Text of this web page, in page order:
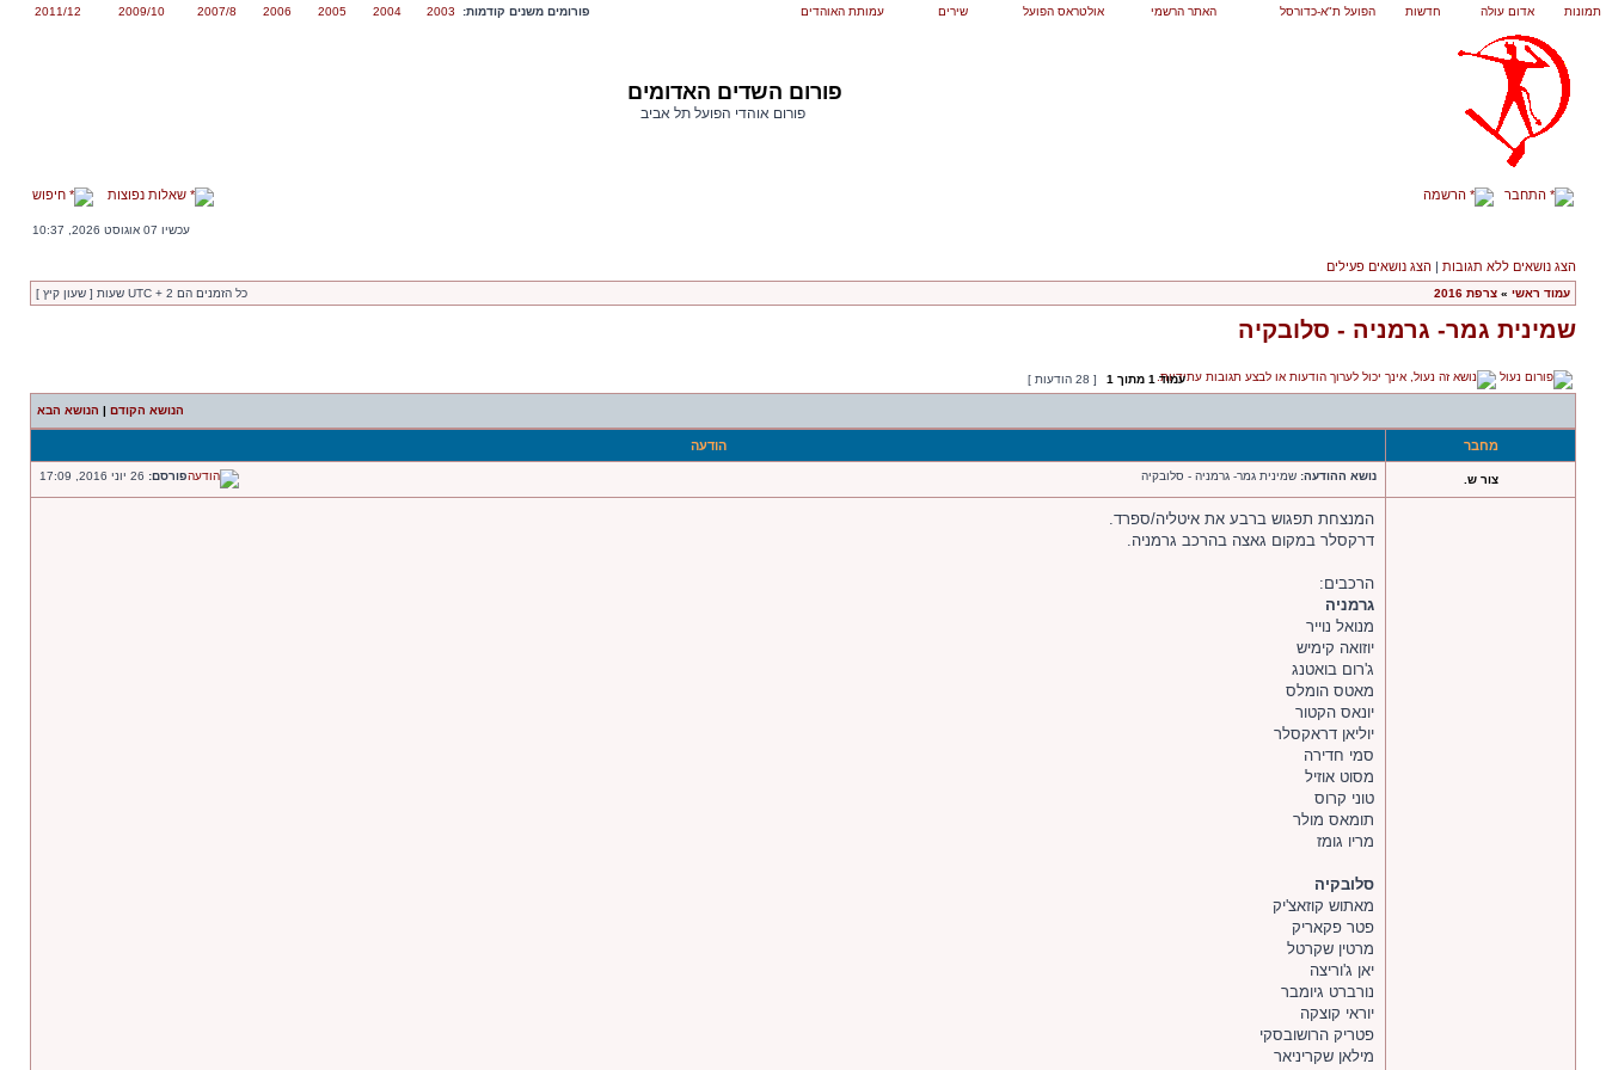
תמונות אדום עולה חדשות הפועל ת"א-כדורסל האתר הרשמי אולטראס הפועל שירים עמותת האוהדים פורומים משנים קודמות: 2003
2004
2005
2006
2007/8
2009/10
2011/12
פורום השדים האדומים
פורום אוהדי הפועל תל אביב
התחבר הרשמה שאלות נפוצות חיפוש
עכשיו 07 אוגוסט 2026, 10:37
הצג נושאים ללא תגובות | הצג נושאים פעילים
עמוד ראשי » צרפת 2016 כל הזמנים הם UTC + 2 שעות [ שעון קיץ ]
שמינית גמר- גרמניה - סלובקיה
עמוד 1 מתוך 1 [ 28 הודעות ]
הנושא הקודם | הנושא הבא
מחבר הודעה
צור ש. נושא ההודעה: שמינית גמר- גרמניה - סלובקיה פורסם:
המנצחת תפגוש ברבע את איטליה/ספרד.
דרקסלר במקום גאצה בהרכב גרמניה.
הרכבים:
גרמניה
מנואל נוייר
יוזואה קימיש
ג'רום בואטנג
מאטס הומלס
יונאס הקטור
יוליאן דראקסלר
סמי חדירה
מסוט אוזיל
טוני קרוס
תומאס מולר
מריו גומז
סלובקיה
מאתוש קוזאצ'יק
פטר פקאריק
מרטין שקרטל
יאן ג'וריצה
נורברט גיומבר
יוראי קוצקה
פטריק הרושובסקי
מילאן שקריניאר